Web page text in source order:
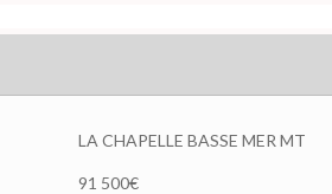
LA CHAPELLE BASSE MER MT
91 500€